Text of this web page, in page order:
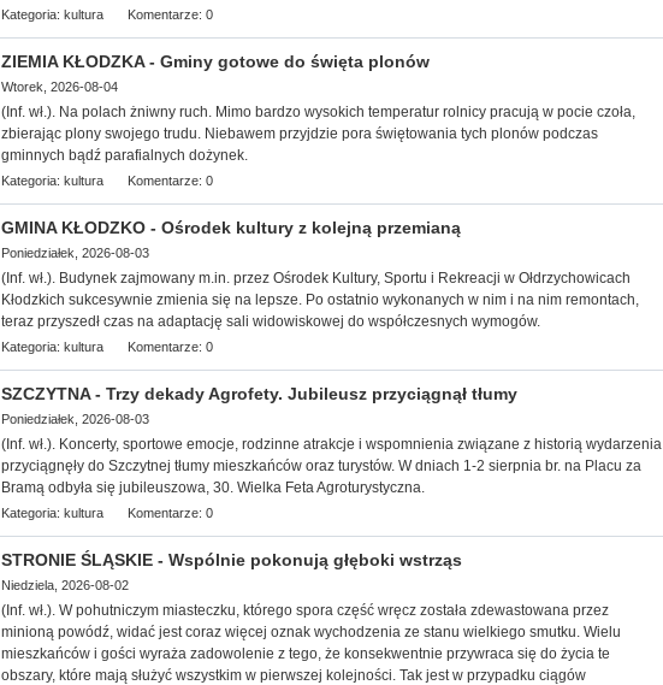
Kategoria: kultura Komentarze: 0
ZIEMIA KŁODZKA - Gminy gotowe do święta plonów
Wtorek, 2026-08-04
(Inf. wł.). Na polach żniwny ruch. Mimo bardzo wysokich temperatur rolnicy pracują w pocie czoła,
zbierając plony swojego trudu. Niebawem przyjdzie pora świętowania tych plonów podczas
gminnych bądź parafialnych dożynek.
Kategoria: kultura Komentarze: 0
GMINA KŁODZKO - Ośrodek kultury z kolejną przemianą
Poniedziałek, 2026-08-03
(Inf. wł.). Budynek zajmowany m.in. przez Ośrodek Kultury, Sportu i Rekreacji w Ołdrzychowicach
Kłodzkich su kcesywnie zmienia się na lepsze. Po ostatnio wykonanych w nim i na nim remontach,
teraz przyszedł czas na adaptację sali widowiskowej do współczesnych wymogów.
Kategoria: kultura Komentarze: 0
SZCZYTNA - Trzy dekady Agrofety. Jubileusz przyciągnął tłumy
Poniedziałek, 2026-08-03
(Inf. wł.). Koncerty, sportowe emocje, rodzinne atrakcje i wspomnienia związane z historią wydarzenia
przyciągnęły do Szczytnej tłumy mieszkańców oraz turystów. W dniach 1-2 sierpnia br. na Placu za
Bramą odbyła się jubileuszowa, 30. Wielka Feta Agroturystyczna.
Kategoria: kultura Komentarze: 0
STRONIE ŚLĄSKIE - Wspólnie pokonują głęboki wstrząs
Niedziela, 2026-08-02
(Inf. wł.). W pohutniczym miasteczku, którego spora część wręcz została zdewastowana przez
minioną powódź, widać jest coraz więcej oznak wychodzenia ze stanu wielkiego smutku. Wielu
mieszkańców i gości wyraża zadowolenie z tego, że konsekwentnie przywraca się do życia te
obszary, które mają służyć wszystkim w pierwszej kolejności. Tak jest w przypadku ciągów